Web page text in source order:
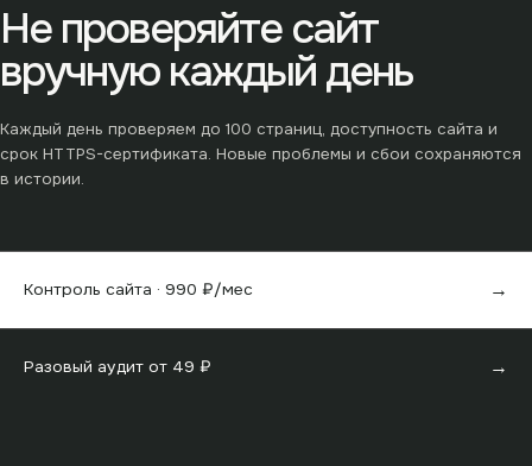
Не проверяйте сайт
вручную каждый день
Каждый день проверяем до 100 страниц, доступность сайта и
срок HTTPS-сертификата. Новые проблемы и сбои сохраняются
в истории.
Контроль сайта · 990 ₽/мес →
Разовый аудит от 49 ₽ →